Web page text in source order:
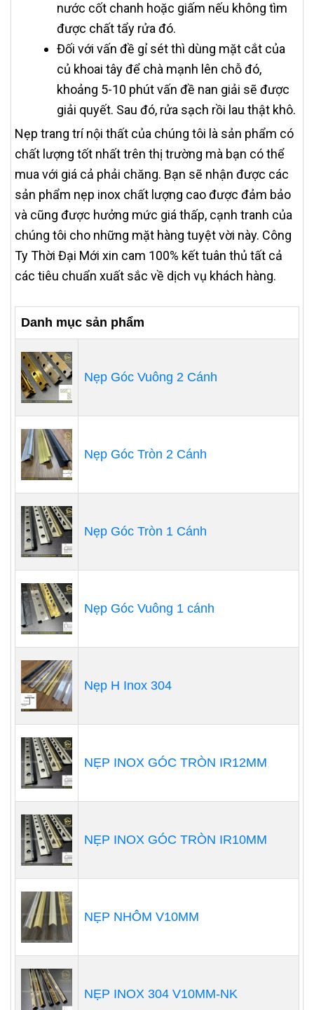
nước cốt chanh hoặc giấm nếu không tìm
được chất tẩy rửa đó.
Đối với vấn đề gỉ sét thì dùng mặt cắt của
củ khoai tây để chà mạnh lên chỗ đó,
khoảng 5-10 phút vấn đề nan giải sẽ được
giải quyết. Sau đó, rửa sạch rồi lau thật khô.
Nẹp trang trí nội thất của chúng tôi là sản phẩm có
chất lượng tốt nhất trên thị trường mà bạn có thể
mua với giá cả phải chăng. Bạn sẽ nhận được các
sản phẩm nẹp inox chất lượng cao được đảm bảo
và cũng được hưởng mức giá thấp, cạnh tranh của
chúng tôi cho những mặt hàng tuyệt vời này. Công
Ty Thời Đại Mới xin cam 100% kết tuân thủ tất cả
các tiêu chuẩn xuất sắc về dịch vụ khách hàng.
Danh mục sản phẩm
Nẹp Góc Vuông 2 Cánh
Nẹp Góc Tròn 2 Cánh
Nẹp Góc Tròn 1 Cánh
Nẹp Góc Vuông 1 cánh
Nẹp H Inox 304
NẸP INOX GÓC TRÒN IR12MM
NẸP INOX GÓC TRÒN IR10MM
NẸP NHÔM V10MM
NẸP INOX 304 V10MM-NK